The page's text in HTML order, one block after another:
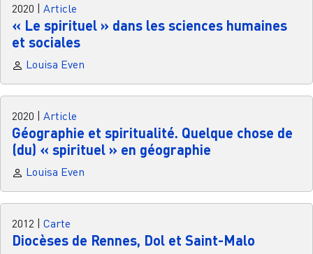
2020 | Article
« Le spirituel » dans les sciences humaines
et sociales
Louisa Even
2020 | Article
Géographie et spiritualité. Quelque chose de
(du) « spirituel » en géographie
Louisa Even
2012 | Carte
Diocèses de Rennes, Dol et Saint-Malo